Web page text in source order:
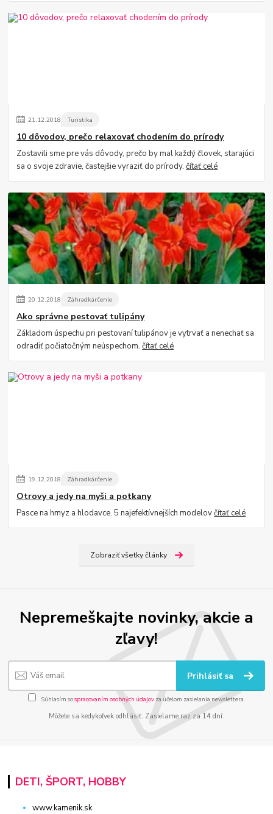
21.12.2018 Turistika
10 dôvodov, prečo relaxovať chodením do prírody
Zostavili sme pre vás dôvody, prečo by mal každý človek, starajúci
sa o svoje zdravie, častejšie vyraziť do prírody.čítať celé
20.12.2018 Záhradkárčenie
Ako správne pestovať tulipány
Základom úspechu pri pestovaní tulipánov je vytrvať a nenechať sa
odradiť počiatočným neúspechom.čítať celé
19.12.2018 Záhradkárčenie
Otrovy a jedy na myši a potkany
Pasce na hmyz a hlodavce. 5 najefektívnejších modelovčítať celé
Zobraziť všetky články
Nepremeškajte novinky, akcie a
zľavy!
Prihlásiť sa
Súhlasím sospracovaním osobných údajov za účelom zasielania newslettera.
Môžete sa kedykoľvek odhlásiť. Zasielame raz za 14 dní.
DETI, ŠPORT, HOBBY
www.kamenik.sk